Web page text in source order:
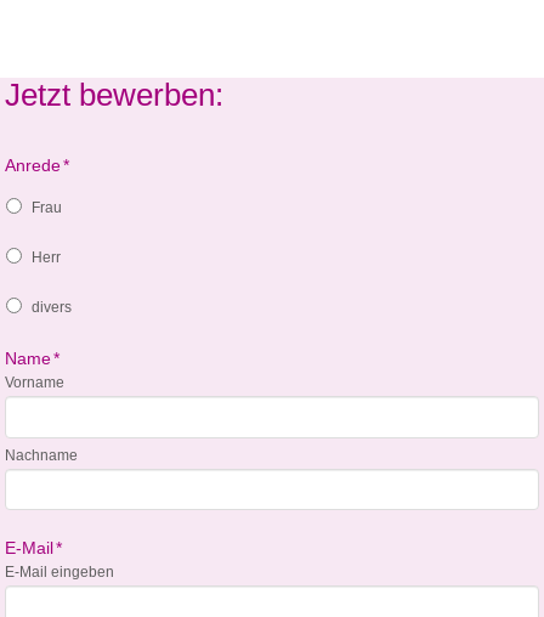
Jetzt bewerben:
Anrede*
Frau
Herr
divers
Name*
Vorname
Nachname
E-Mail*
E-Mail eingeben